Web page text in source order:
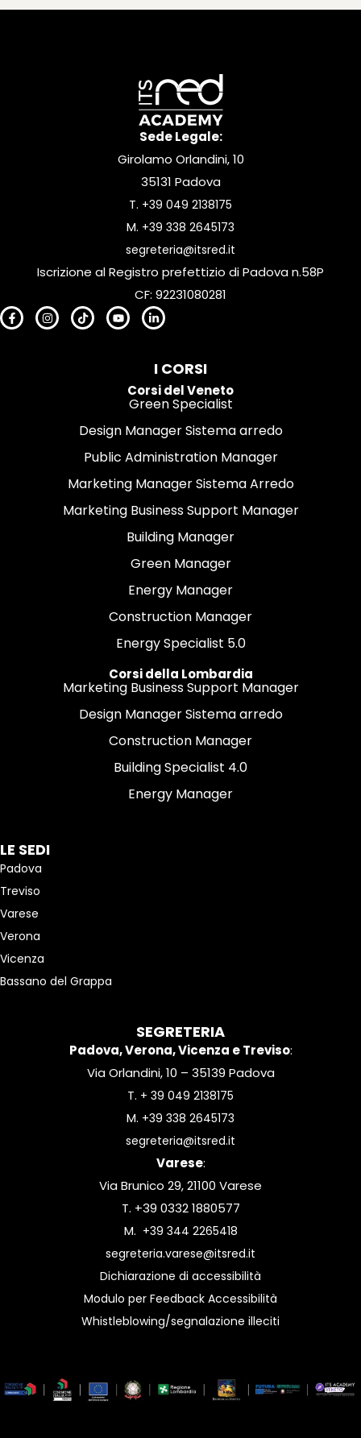
Sede Legale:
Girolamo Orlandini, 10
35131 Padova
T. +39 049 2138175
M. +39 338 2645173
segreteria@itsred.it
Iscrizione al Registro prefettizio di Padova n.58P
CF: 92231080281
I CORSI
Corsi del Veneto
Green Specialist
Design Manager Sistema arredo
Public Administration Manager
Marketing Manager Sistema Arredo
Marketing Business Support Manager
Building Manager
Green Manager
Energy Manager
Construction Manager
Energy Specialist 5.0
Corsi della Lombardia
Marketing Business Support Manager
Design Manager Sistema arredo
Construction Manager
Building Specialist 4.0
Energy Manager
LE SEDI
Padova
Treviso
Varese
Verona
Vicenza
Bassano del Grappa
SEGRETERIA
Padova, Verona, Vicenza e Treviso:
Via Orlandini, 10 – 35139 Padova
T. + 39 049 2138175
M. +39 338 2645173
segreteria@itsred.it
Varese:
Via Brunico 29, 21100 Varese
T. +39 0332 1880577
M. +39 344 2265418
segreteria.varese@itsred.it
Dichiarazione di accessibilità
Modulo per Feedback Accessibilità
Whistleblowing/segnalazione illeciti